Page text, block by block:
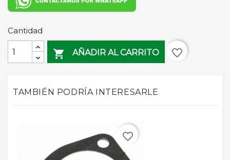
Cantidad
 AÑADIR AL CARRITO favorite_border
TAMBIÉN PODRÍA INTERESARLE
favorite_border